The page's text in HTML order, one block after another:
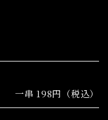
一串 198円（税込）